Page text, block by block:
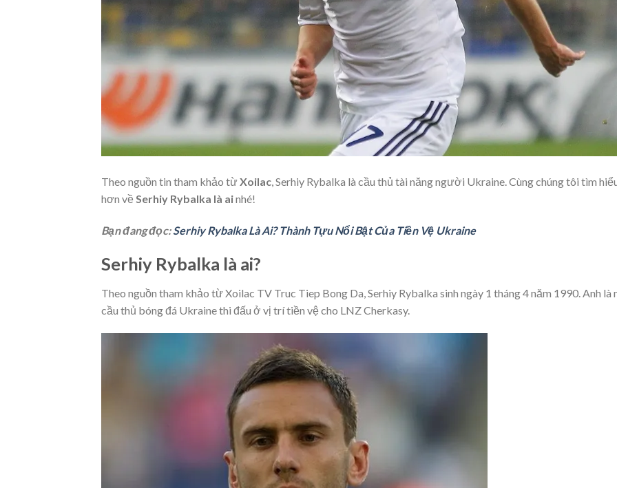
Theo nguồn tin tham khảo từXoilac, Serhiy Rybalka là cầu thủ tài năng người Ukraine. Cùng chúng tôi tìm
hơn về Serhiy Rybalka là ainhé!
Bạn đang đọc:Serhiy Rybalka Là Ai? Thành Tựu Nổi Bật Của Tiền Vệ Ukraine
Serhiy Rybalka là ai?
Theo nguồn tham khảo từ Xoilac TV Truc Tiep Bong Da, Serhiy Rybalka sinh ngày 1 tháng 4 năm 1990. Anh là
cầu thủ bóng đá Ukraine thi đấu ở vị trí tiền vệ cho LNZ Cherkasy.